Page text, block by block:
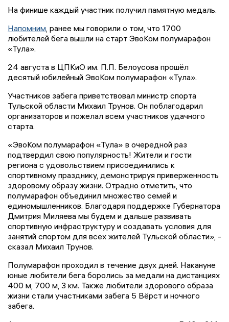
На финише каждый участник получил памятную медаль.
Напомним, ранее мы говорили о том, что 1700
любителей бега вышли на старт ЭвоКом полумарафон
«Тула».
24 августа в ЦПКиО им. П.П. Белоусова прошёл
десятый юбилейный ЭвоКом полумарафон «Тула».
Участников забега приветствовал министр спорта
Тульской области Михаил Трунов. Он поблагодарил
организаторов и пожелал всем участников удачного
старта.
«ЭвоКом полумарафон «Тула» в очередной раз
подтвердил свою популярность! Жители и гости
региона с удовольствием присоединились к
спортивному празднику, демонстрируя приверженность
здоровому образу жизни. Отрадно отметить, что
полумарафон объединил множество семей и
единомышленников. Благодаря поддержке Губернатора
Дмитрия Миляева мы будем и дальше развивать
спортивную инфраструктуру и создавать условия для
занятий спортом для всех жителей Тульской области», -
сказал Михаил Трунов.
Полумарафон проходил в течение двух дней. Накануне
юные любители бега боролись за медали на дистанциях
400 м, 700 м, 3 км. Также любители здорового образа
жизни стали участниками забега 5 Вёрст и ночного
забега.